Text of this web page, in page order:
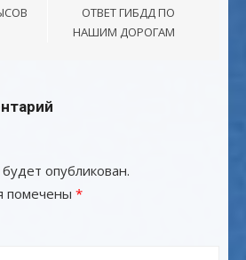
ОТВЕТ ГИБДД ПО
НАШИМ ДОРОГАМ
опубликован.
помечены *